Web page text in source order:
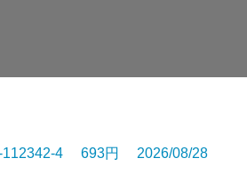
112342-4 693円 2026/08/28